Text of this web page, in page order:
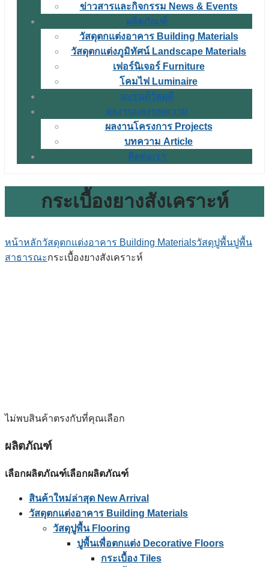
ข่าวสารและกิจกรรม News & Events
ผลิตภัณฑ์
วัสดุตกแต่งอาคาร Building Materials
วัสดุตกแต่งภูมิทัศน์ Landscape Materials
เฟอร์นิเจอร์ Furniture
โคมไฟ Luminaire
แบรนด์วัสดุดี
ผลงานและบทความ
ผลงานโครงการ Projects
บทความ Article
ติดต่อเรา
กระเบื้องยางสังเคราะห์
หน้าหลักวัสดุตกแต่งอาคาร Building Materialsวัสดุปูพื้นปูพื้น
สาธารณะกระเบื้องยางสังเคราะห์
ไม่พบสินค้าตรงกับที่คุณเลือก
ผลิตภัณฑ์
เลือกผลิตภัณฑ์เลือกผลิตภัณฑ์
สินค้าใหม่ล่าสุด New Arrival
วัสดุตกแต่งอาคาร Building Materials
วัสดุปูพื้น Flooring
ปูพื้นเพื่อตกแต่ง Decorative Floors
กระเบื้อง Tiles